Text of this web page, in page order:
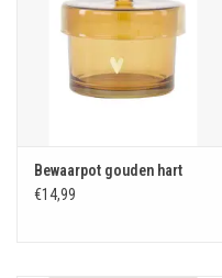
Bewaarpot gouden hart
€14,99